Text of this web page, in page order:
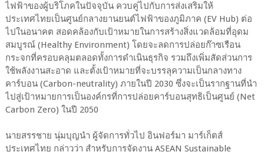
ไฟฟ้าของผู้บริโภคในปัจจุบัน ควบคู่ไปกับการส่งเสริมให้
ประเทศไทยเป็นศูนย์กลางยานยนต์ไฟฟ้าของภูมิภาค (EV Hub) ต่อ
ไปในอนาคต สอดคล้องกับเป้าหมายในการสร้างสิ่งแวดล้อมที่อุดม
สมบูรณ์ (Healthy Environment) โดยจะลดการปล่อยก๊าซเรือน
กระจกที่ครอบคลุมตลอดทั้งการดำเนินธุรกิจ รวมถึงเพิ่มสัดส่วนการ
ใช้พลังงานสะอาด และตั้งเป้าหมายที่จะบรรลุความเป็นกลางทาง
คาร์บอน (Carbon-neutrality) ภายในปี 2030 ซึ่งจะเป็นรากฐานที่นำ
ไปสู่เป้าหมายการเป็นองค์กรที่การปล่อยคาร์บอนสุทธิเป็นศูนย์ (Net
Carbon Zero) ในปี 2050
นายสรรชาย นุ่มบุญนำ ผู้จัดการทั่วไป อินฟอร์มา มาร์เก็ตส์
ประเทศไทย กล่าวว่า สำหรับการจัดงาน ASEAN Sustainable